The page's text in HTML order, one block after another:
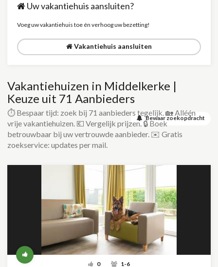
Uw vakantiehuis aansluiten?
Voeg uw vakantiehuis toe én verhoog uw bezetting!
Vakantiehuis aansluiten
Bewaar zoekopdracht
Vakantiehuizen in Middelkerke |
Keuze uit 71 Aanbieders
⏱️ Bespaar tijd: zoek bij 71 aanbieders tegelijk. 🏡 Alléén
vrije vakantiehuizen. 💶 Vergelijk prijzen. 🔒 Boek
betrouwbaar bij uw vertrouwde aanbieder. ✉️ Gratis
zoekservice: updates per mail.
0 1-6